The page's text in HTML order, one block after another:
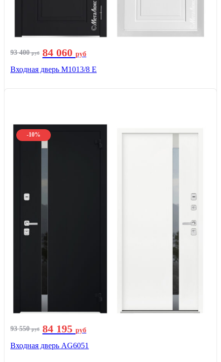
93 400руб 84 060 руб
Входная дверь М1013/8 E
-10%
93 550руб 84 195 руб
Входная дверь AG6051